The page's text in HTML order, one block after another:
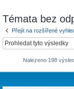
Témata bez
Přejít na rozšířené
Nalezeno 198